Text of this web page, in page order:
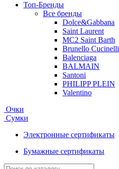
Топ-Бренды
Все бренды
Dolce&Gabbana
Saint Laurent
MC2 Saint Barth
Brunello Cucinelli
Balenciaga
BALMAIN
Santoni
PHILIPP PLEIN
Valentino
Очки
Сумки
Электронные сертификаты
Бумажные сертификаты